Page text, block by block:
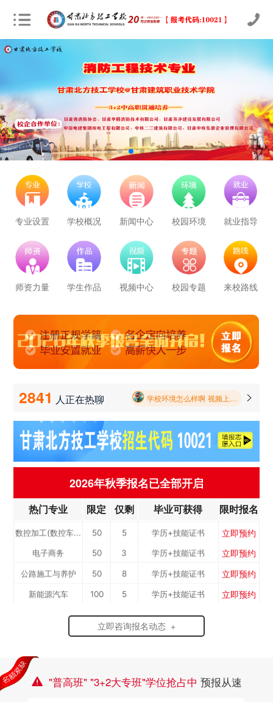
专业设置 学校概况 新闻中心 校园环境 就业指导
师资力量 学生作品 视频中心 校园专题 来校路线
2841 人正在热聊
学校里面的漂亮女孩子多不多呀
报名要带哪些东西
毕业以后的就业率怎么样呀
学校环境怎么样啊 视频上看上去还挺不 错的 有实地去看过的么 
2026年秋季报名已全部开启
热门专业 限定 仅剩 毕业可获得 限时报名
立即预约
新能源汽车 100 5 学历+技能证书 立即预约
立即预约
中西面点 40
烹饪专业 10 学历+技能证书
消防工程技术 50 6 学历+技能证书 立即预约
幼儿教育 50 7 学历+技能证书 立即预约
计算机应用与维修 50 3 学历+技能证书
机电一体化 50 6 学历+技能证书 立即预约
数控加工(数控车... 50 5 学历+技能证书 立即预约
电子商务 50 3 学历+技能证书 立即预约
公路施工与养护 50 8 学历+技能证书 立即预约
新能源汽车 100 5 学历+技能证书 立即预约
铁路客运服务 100 2 学历+技能证书
电力机车运用与 50 7 学历+技能证书
中西面点
烹饪专业 立即预约
立即咨询报名动态 +
 "普高班" "3+2大专班"学位抢占中 预报从速